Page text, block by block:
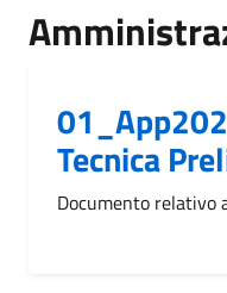
Tecnica
Documento relativo